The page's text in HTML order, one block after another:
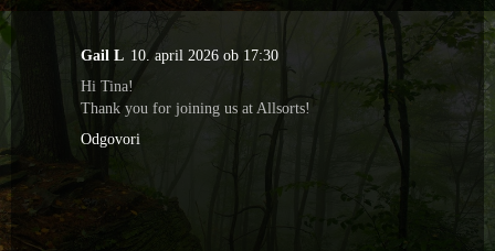
Gail L 10. april 2026 ob 17:30
Hi Tina!
Thank you for joining us at Allsorts!
Odgovori